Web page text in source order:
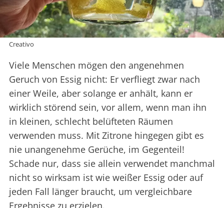
Creativo
Viele Menschen mögen den angenehmen
Geruch von Essig nicht: Er verfliegt zwar nach
einer Weile, aber solange er anhält, kann er
wirklich störend sein, vor allem, wenn man ihn
in kleinen, schlecht belüfteten Räumen
verwenden muss. Mit Zitrone hingegen gibt es
nie unangenehme Gerüche, im Gegenteil!
Schade nur, dass sie allein verwendet manchmal
nicht so wirksam ist wie weißer Essig oder auf
jeden Fall länger braucht, um vergleichbare